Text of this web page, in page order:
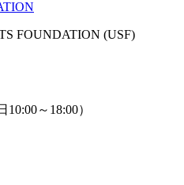
FOUNDATION (USF)
～18:00）